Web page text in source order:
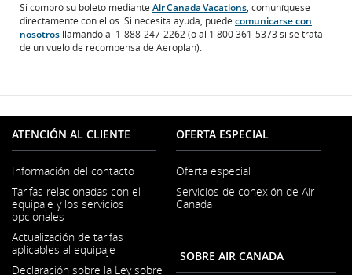
Si compró su boleto mediante Air Canada Vacations, comuníquese
directamente con ellos. Si necesita ayuda, puede comunicarse con
nosotros llamando al 1-888-247-2262 (o al 1 800 361-5373 si se trata
de un vuelo de recompensa de Aeroplan).
ATENCIÓN AL CLIENTE
Información del contacto
abre
Tarifas relacionadas con el
equipaje y los servicios
opcionales
Actualización de tarifas
aplicables al equipaje
Declaración sobre la Ley sobre
OFERTA ESPECIAL
Oferta especial
Servicios de conexión de Air
Canada
SOBRE AIR CANADA